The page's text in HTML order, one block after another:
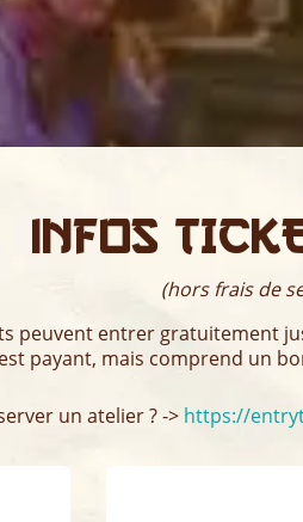
infoS
(hors frais de
peuvent entrer gratuitement
payant, mais comprend un
un atelier ? -> https://